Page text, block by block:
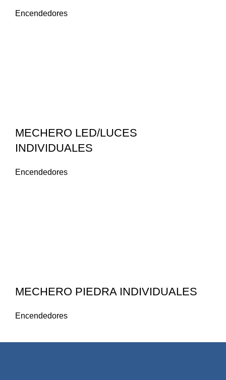
Encendedores
MECHERO LED/LUCES
INDIVIDUALES
Encendedores
MECHERO PIEDRA INDIVIDUALES
Encendedores